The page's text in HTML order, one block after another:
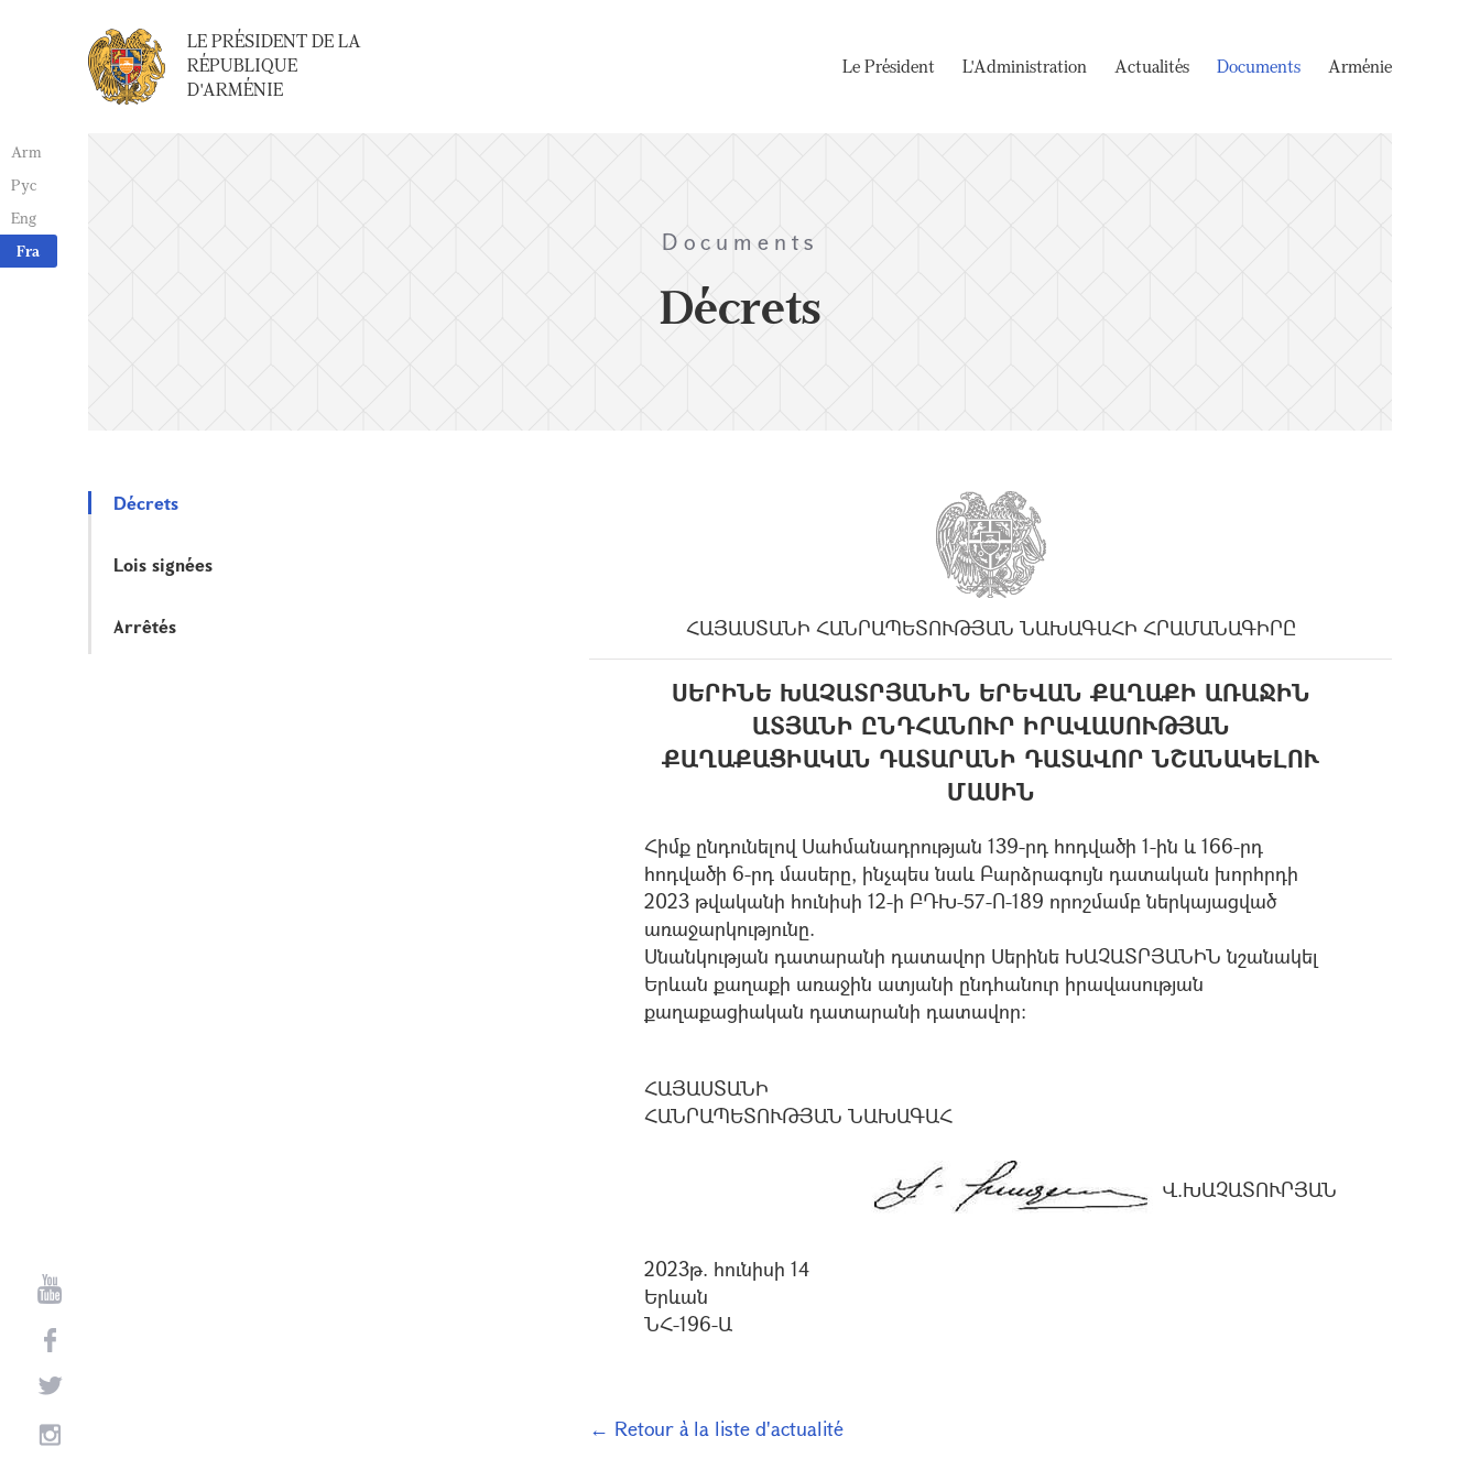
Arm
Рус
Eng
Fra
LE PRÉSIDENT DE LA
RÉPUBLIQUE
D'ARMÉNIE
Le Président L'Administration Actualités Documents Arménie
Documents
Décrets
Décrets
Lois signées
Arrêtés ՀԱՅԱՍՏԱՆԻ ՀԱՆՐԱՊԵՏՈՒԹՅԱՆ ՆԱԽԱԳԱՀԻ ՀՐԱՄԱՆԱԳԻՐԸ
ՍԵՐԻՆԵ ԽԱՉԱՏՐՅԱՆԻՆ ԵՐԵՎԱՆ ՔԱՂԱՔԻ ԱՌԱՋԻՆ
ԱՏՅԱՆԻ ԸՆԴՀԱՆՈՒՐ ԻՐԱՎԱՍՈՒԹՅԱՆ
ՔԱՂԱՔԱՑԻԱԿԱՆ ԴԱՏԱՐԱՆԻ ԴԱՏԱՎՈՐ ՆՇԱՆԱԿԵԼՈՒ
ՄԱՍԻՆ
Հիմք ընդունելով Սահմանադրության 139-րդ հոդվածի 1-ին և 166-րդ
հոդվածի 6-րդ մասերը, ինչպես նաև Բարձրագույն դատական խորհրդի
2023 թվականի հունիսի 12-ի ԲԴԽ-57-Ո-189 որոշմամբ ներկայացված
առաջարկությունը.
Սնանկության դատարանի դատավոր Սերինե ԽԱՉԱՏՐՅԱՆԻՆ նշանակել
Երևան քաղաքի առաջին ատյանի ընդհանուր իրավասության
քաղաքացիական դատարանի դատավոր:
ՀԱՅԱՍՏԱՆԻ
ՀԱՆՐԱՊԵՏՈՒԹՅԱՆ ՆԱԽԱԳԱՀ
Վ.ԽԱՉԱՏՈՒՐՅԱՆ
2023թ. հունիսի 14
Երևան
ՆՀ-196-Ա
← Retour à la liste d'actualité